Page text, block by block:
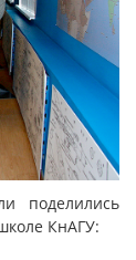
поделились
КнАГУ: